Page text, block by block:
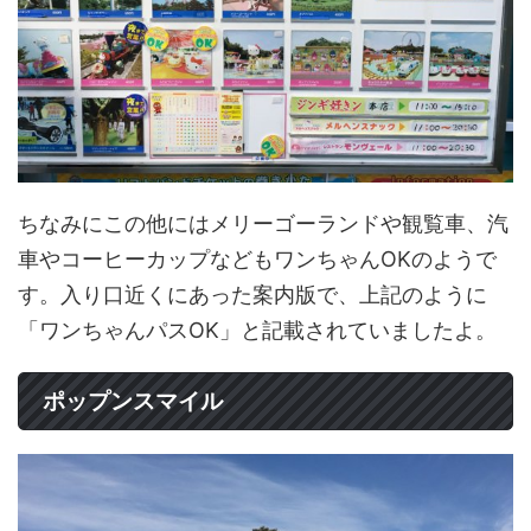
ちなみにこの他にはメリーゴーランドや観覧車、汽
車やコーヒーカップなどもワンちゃんOKのようで
す。入り口近くにあった案内版で、上記のように
「ワンちゃんパスOK」と記載されていましたよ。
ポップンスマイル